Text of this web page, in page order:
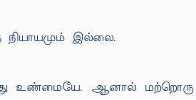
நியாயமும் இல்லை.
உண்மையே. ஆனால் மற்றொரு